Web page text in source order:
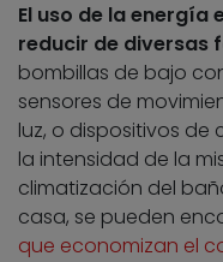
El uso de la energía
reducir de diversas
bombillas de bajo
sensores de
luz, o dispositivos
la intensidad de la
climatización del
casa, se pueden
que economizan el